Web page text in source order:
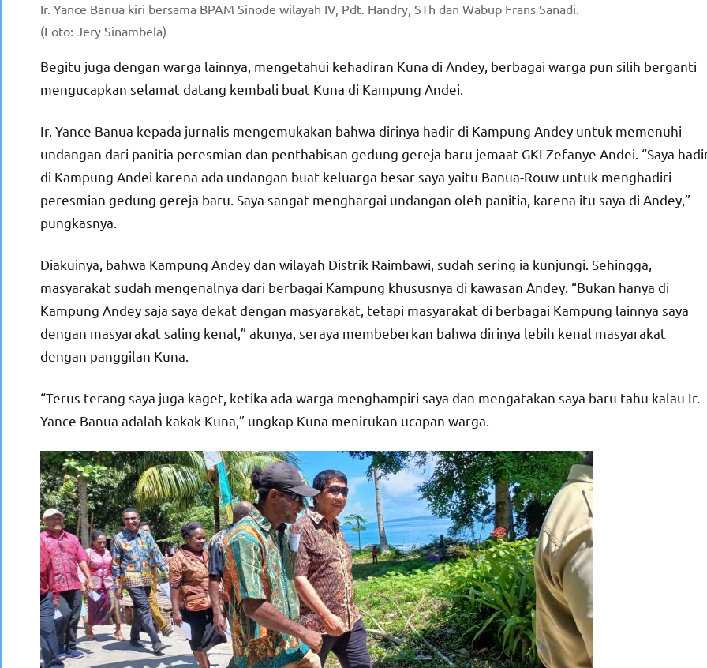
Ir. Yance Banua kiri bersama BPAM Sinode wilayah IV, Pdt. Handry, STh dan Wabup Frans Sanadi.
(Foto: Jery Sinambela)
Begitu juga dengan warga lainnya, mengetahui kehadiran Kuna di Andey, berbagai warga pun silih berganti
mengucapkan selamat datang kembali buat Kuna di Kampung Andei.
Ir. Yance Banua kepada jurnalis mengemukakan bahwa dirinya hadir di Kampung Andey untuk memenuhi
undangan dari panitia peresmian dan penthabisan gedung gereja baru jemaat GKI Zefanye Andei. “Saya
di Kampung Andei karena ada undangan buat keluarga besar saya yaitu Banua-Rouw untuk menghadiri
peresmian gedung gereja baru. Saya sangat menghargai undangan oleh panitia, karena itu saya di Andey,”
pungkasnya.
Diakuinya, bahwa Kampung Andey dan wilayah Distrik Raimbawi, sudah sering ia kunjungi. Sehingga,
masyarakat sudah mengenalnya dari berbagai Kampung khususnya di kawasan Andey. “Bukan hanya di
Kampung Andey saja saya dekat dengan masyarakat, tetapi masyarakat di berbagai Kampung lainnya saya
dengan masyarakat saling kenal,” akunya, seraya membeberkan bahwa dirinya lebih kenal masyarakat
dengan panggilan Kuna.
“Terus terang saya juga kaget, ketika ada warga menghampiri saya dan mengatakan saya baru tahu kalau Ir.
Yance Banua adalah kakak Kuna,” ungkap Kuna menirukan ucapan warga.